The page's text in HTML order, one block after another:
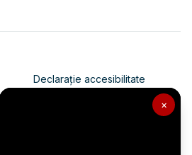
×
Declarație accesibilitate
Politica de confidențialitate